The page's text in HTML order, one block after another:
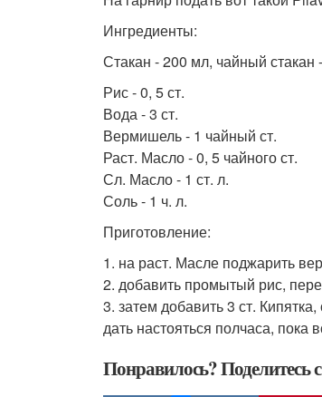
Ингредиенты:
Стакан - 200 мл, чайный стакан
Рис - 0, 5 ст.
Вода - 3 ст.
Вермишель - 1 чайный ст.
Раст. Масло - 0, 5 чайного ст.
Сл. Масло - 1 ст. л.
Соль - 1 ч. л.
Приготовление:
1. на раст. Масле поджарить
2. добавить промытый рис,
3. затем добавить 3 ст.
дать настояться полчаса, пока
Понравилось? Поделитесь